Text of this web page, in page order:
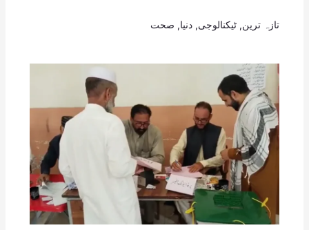
تازہ ترین ٹیکنالوجی دنیا صحت